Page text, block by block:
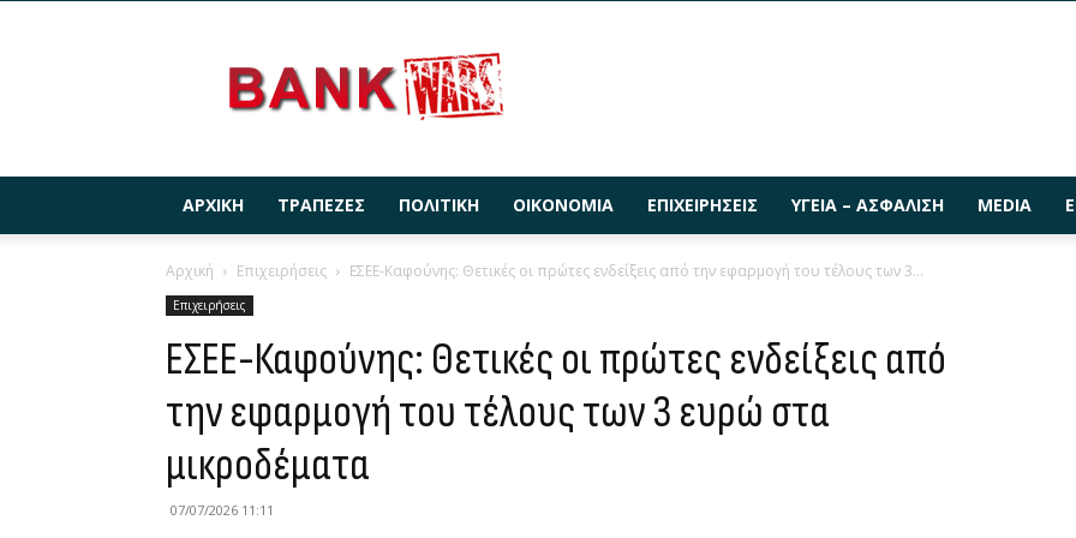
ΑΡΧΙΚΉ ΤΡΆΠΕΖΕΣ ΠΟΛΙΤΙΚΉ ΟΙΚΟΝΟΜΊΑ ΕΠΙΧΕΙΡΉΣΕΙΣ ΥΓΕΊΑ – ΑΣΦΆΛΙΣΗ MEDIA
Αρχική Επιχειρήσεις ΕΣΕΕ-Καφούνης: Θετικές οι πρώτες ενδείξεις από την εφαρμογή του τέλους των 3...
Επιχειρήσεις
ΕΣΕΕ-Καφούνης: Θετικές οι πρώτες ενδείξεις από
την εφαρμογή του τέλους των 3 ευρώ στα
μικροδέματα
07/07/2026 11:11